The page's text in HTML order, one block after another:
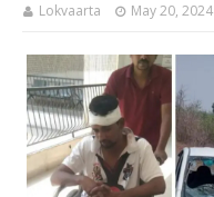
Lokvaarta May 20, 2024